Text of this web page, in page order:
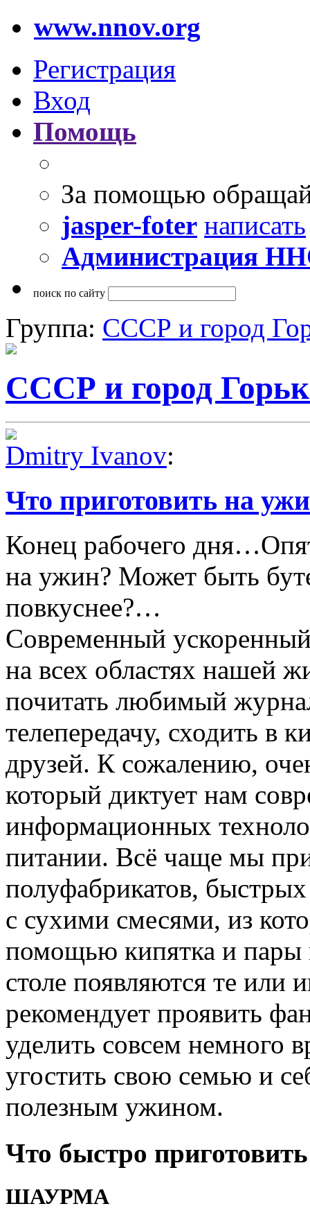
www.nnov.org
Регистрация
Вход
Помощь
За помощью
jasper-foter написать
Администрация
поиск по сайту
Группа: СССР и город
СССР и город
Dmitry Ivanov:
Что приготовить на
Конец рабочего
на ужин? Может быть
повкуснее?…
Современный
на всех областях нашей
почитать любимый
телепередачу, сходить в
друзей. К сожалению,
который диктует нам
информационных
питании. Всё чаще мы
полуфабрикатов,
с сухими смесями, из
помощью кипятка и
столе появляются те
рекомендует проявить
уделить совсем немного
угостить свою семью и
полезным ужином.
Что быстро
ШАУРМА